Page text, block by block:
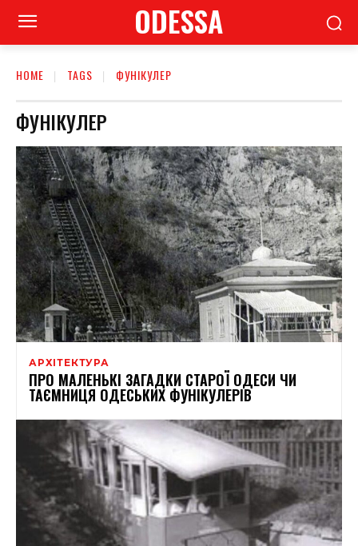
ODESSA
HOME TAGS ФУНІКУЛЕР
ФУНІКУЛЕР
АРХІТЕКТУРА
ПРО МАЛЕНЬКІ ЗАГАДКИ СТАРОЇ ОДЕСИ ЧИ
ТАЄМНИЦЯ ОДЕСЬКИХ ФУНІКУЛЕРІВ